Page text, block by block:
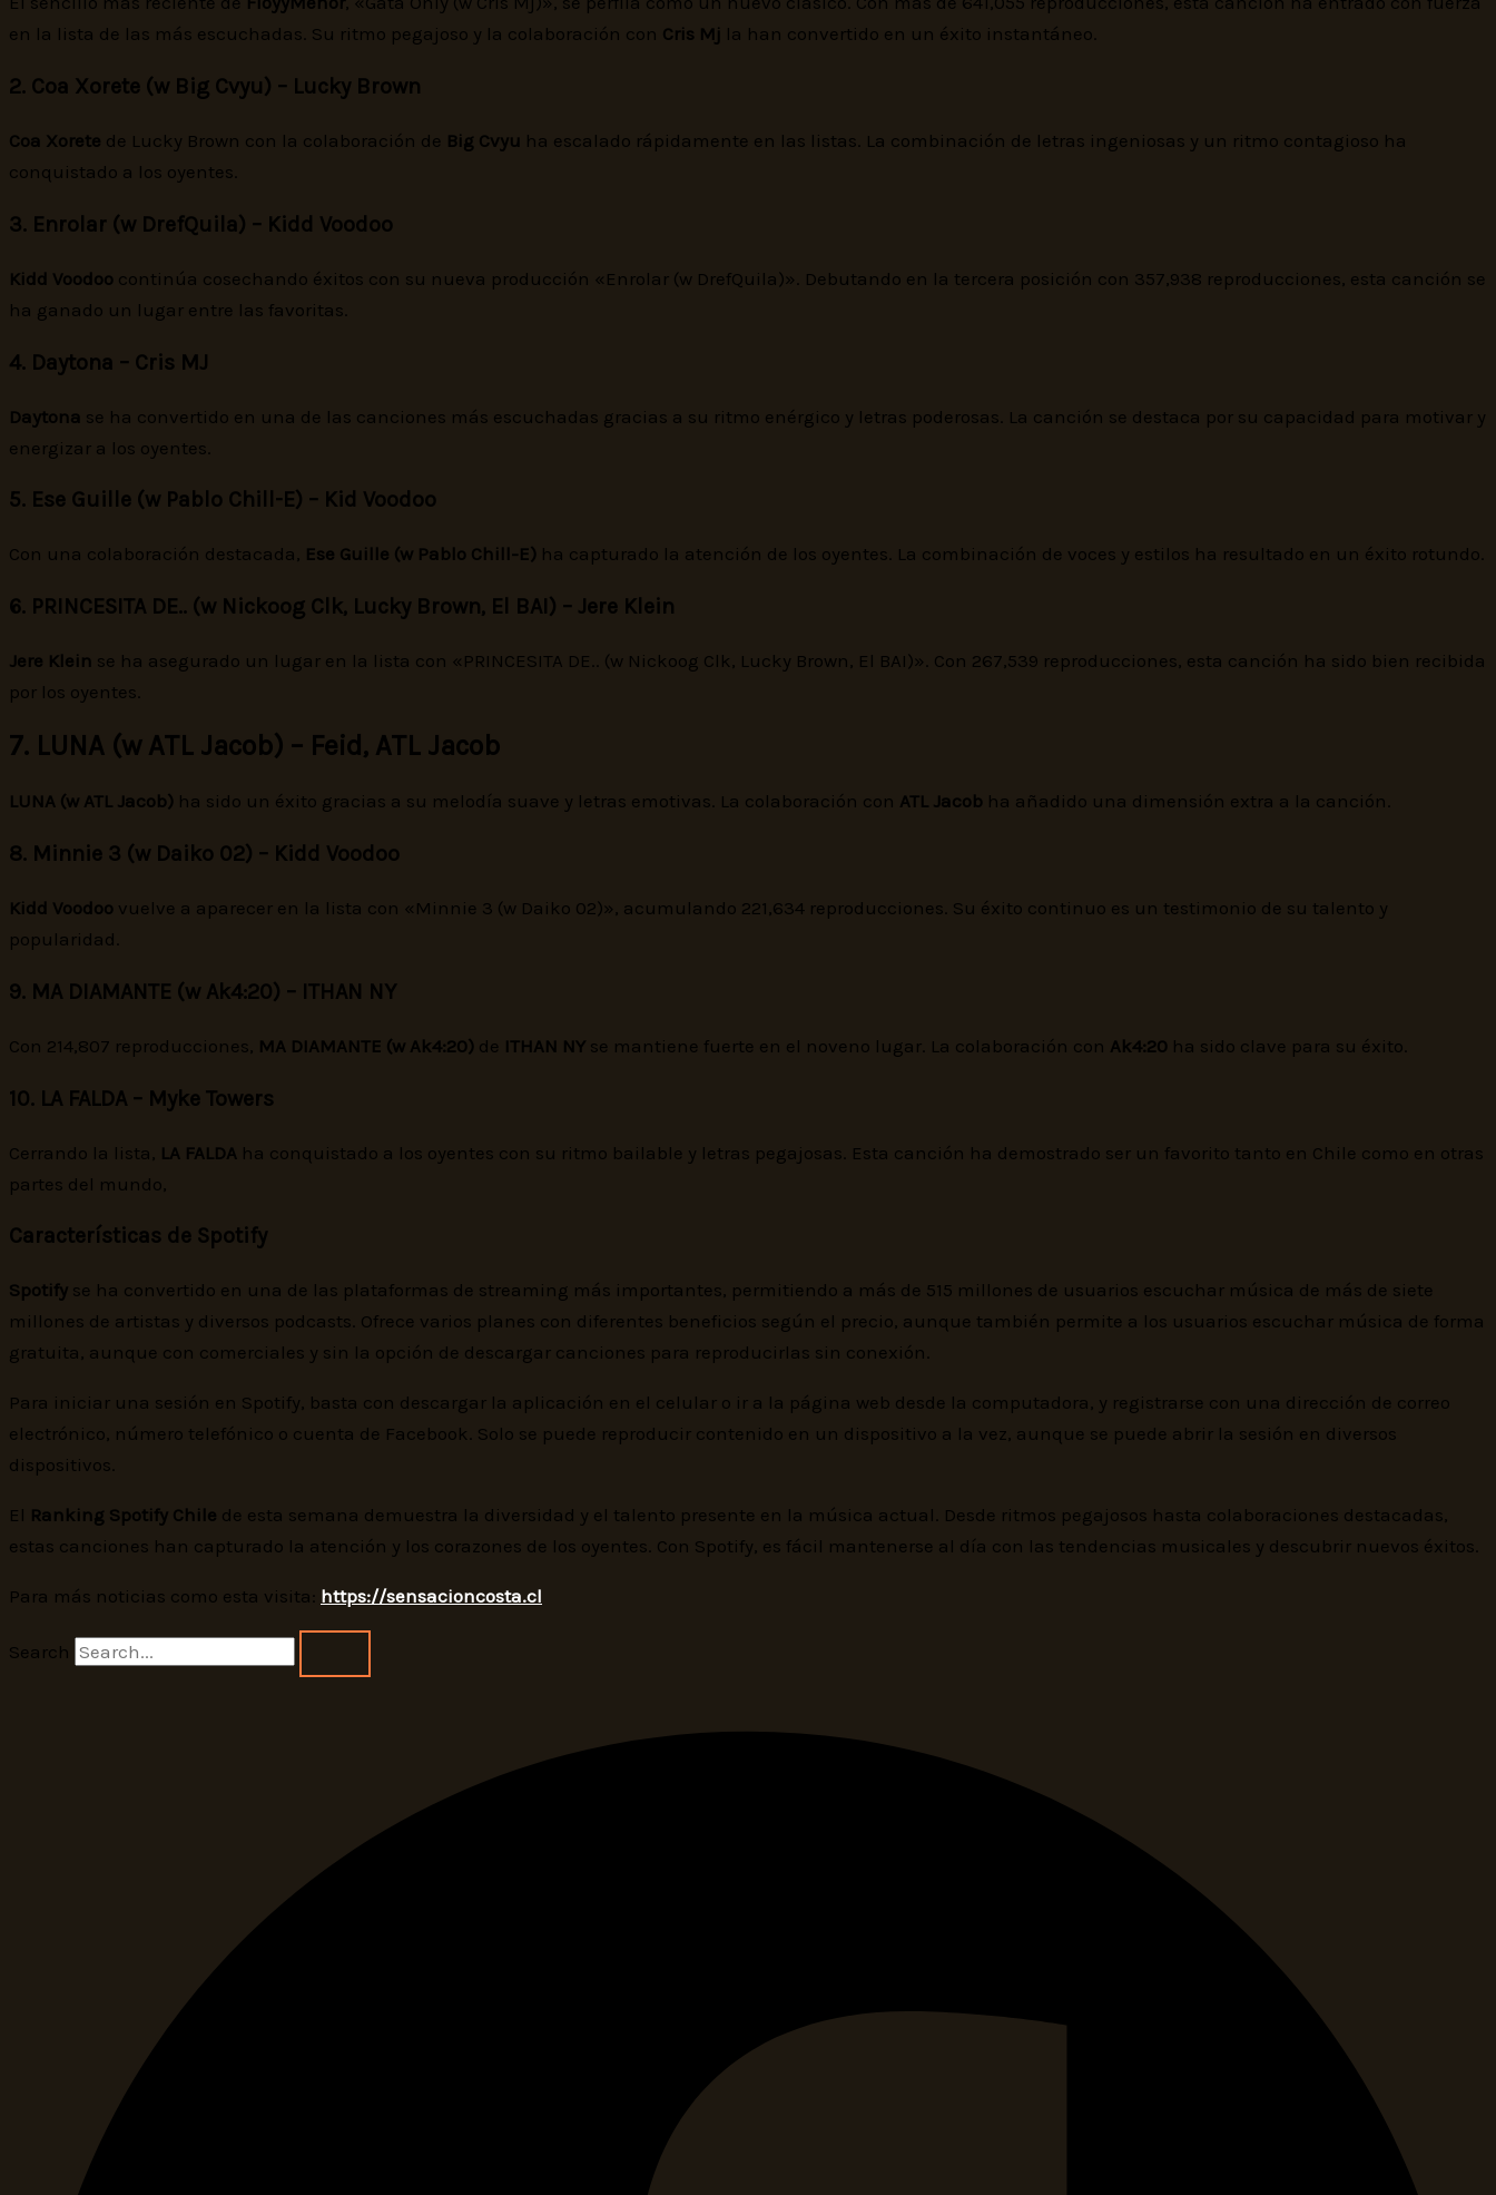
en la lista de las más escuchadas. Su ritmo pegajoso y la colaboración con Cris Mj la han convertido en un éxito instantáneo.
2. Coa Xorete (w Big Cvyu) – Lucky Brown
Coa Xorete de Lucky Brown con la colaboración de Big Cvyu ha escalado rápidamente en las listas. La combinación de letras ingeniosas y un ritmo contagioso ha
conquistado a los oyentes.
3. Enrolar (w DrefQuila) – Kidd Voodoo
Kidd Voodoo continúa cosechando éxitos con su nueva producción «Enrolar (w DrefQuila)». Debutando en la tercera posición con 357,938 reproducciones, esta canción se
ha ganado un lugar entre las favoritas.
4. Daytona – Cris MJ
Daytona se ha convertido en una de las canciones más escuchadas gracias a su ritmo enérgico y letras poderosas. La canción se destaca por su capacidad para motivar y
energizar a los oyentes.
5. Ese Guille (w Pablo Chill-E) – Kid Voodoo
Con una colaboración destacada, Ese Guille (w Pablo Chill-E) ha capturado la atención de los oyentes. La combinación de voces y estilos ha resultado en un éxito rotundo.
6. PRINCESITA DE.. (w Nickoog Clk, Lucky Brown, El BAI) – Jere Klein
Jere Klein se ha asegurado un lugar en la lista con «PRINCESITA DE.. (w Nickoog Clk, Lucky Brown, El BAI)». Con 267,539 reproducciones, esta canción ha sido bien recibida
por los oyentes.
7. LUNA (w ATL Jacob) – Feid, ATL Jacob
LUNA (w ATL Jacob) ha sido un éxito gracias a su melodía suave y letras emotivas. La colaboración con ATL Jacob ha añadido una dimensión extra a la canción.
8. Minnie 3 (w Daiko 02) – Kidd Voodoo
Kidd Voodoo vuelve a aparecer en la lista con «Minnie 3 (w Daiko 02)», acumulando 221,634 reproducciones. Su éxito continuo es un testimonio de su talento y
popularidad.
9. MA DIAMANTE (w Ak4:20) – ITHAN NY
Con 214,807 reproducciones, MA DIAMANTE (w Ak4:20) de ITHAN NY se mantiene fuerte en el noveno lugar. La colaboración con Ak4:20 ha sido clave para su éxito.
10. LA FALDA – Myke Towers
Cerrando la lista, LA FALDA ha conquistado a los oyentes con su ritmo bailable y letras pegajosas. Esta canción ha demostrado ser un favorito tanto en Chile como en otras
partes del mundo,
Características de Spotify
Spotify se ha convertido en una de las plataformas de streaming más importantes, permitiendo a más de 515 millones de usuarios escuchar música de más de siete
millones de artistas y diversos podcasts. Ofrece varios planes con diferentes beneficios según el precio, aunque también permite a los usuarios escuchar música de forma
gratuita, aunque con comerciales y sin la opción de descargar canciones para reproducirlas sin conexión.
Para iniciar una sesión en Spotify, basta con descargar la aplicación en el celular o ir a la página web desde la computadora, y registrarse con una dirección de correo
electrónico, número telefónico o cuenta de Facebook. Solo se puede reproducir contenido en un dispositivo a la vez, aunque se puede abrir la sesión en diversos
dispositivos.
El Ranking Spotify Chile de esta semana demuestra la diversidad y el talento presente en la música actual. Desde ritmos pegajosos hasta colaboraciones destacadas,
estas canciones han capturado la atención y los corazones de los oyentes. Con Spotify, es fácil mantenerse al día con las tendencias musicales y descubrir nuevos éxitos.
Para más noticias como esta visita: https://sensacioncosta.cl
Search